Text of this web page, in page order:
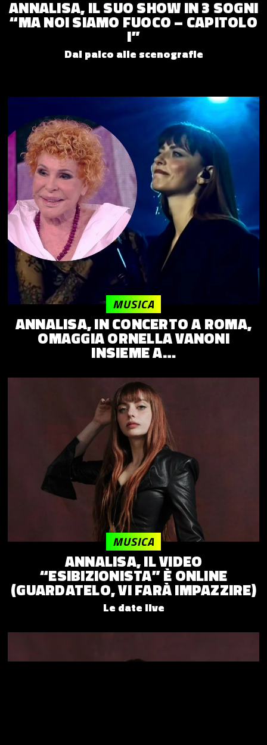
ANNALISA, IL SUO SHOW IN 3 SOGNI
“MA NOI SIAMO FUOCO – CAPITOLO
I”
Dal palco alle scenografie
ANNALISA, IN CONCERTO A ROMA,
OMAGGIA ORNELLA VANONI
INSIEME A…
MUSICA
ANNALISA, IL VIDEO
“ESIBIZIONISTA” È ONLINE
(GUARDATELO, VI FARÀ IMPAZZIRE)
Le date live
MUSICA